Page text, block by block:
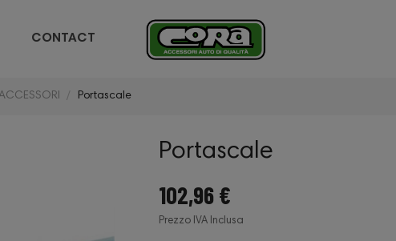
CONTACT
Portascale
Portascale
102,96 €
Prezzo IVA Inclusa